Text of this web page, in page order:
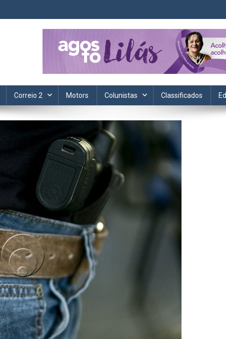
Informação, política, saúde, economia, esportes e cotidiano.
Correio 2 Motors Colunistas Classificados